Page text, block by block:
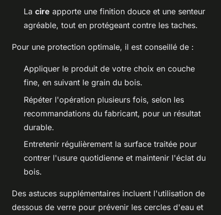
La cire apporte une finition douce et une senteur
agréable, tout en protégeant contre les taches.
Pour une protection optimale, il est conseillé de :
Appliquer le produit de votre choix en couche
fine, en suivant le grain du bois.
Répéter l'opération plusieurs fois, selon les
recommandations du fabricant, pour un résultat
durable.
Entretenir régulièrement la surface traitée pour
contrer l'usure quotidienne et maintenir l'éclat du
bois.
Des astuces supplémentaires incluent l'utilisation de
dessous de verre pour prévenir les cercles d'eau et